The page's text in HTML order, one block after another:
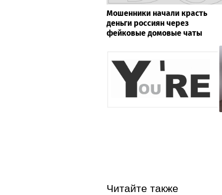
Мошенники начали красть
деньги россиян через
фейковые домовые чаты
Читайте также